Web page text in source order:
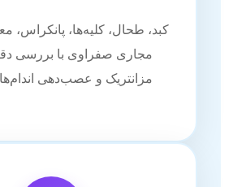
کبد، طحال، کلیه‌ها، پانکراس،
مجاری صفراوی با بررسی
مزانتریک و عصب‌دهی